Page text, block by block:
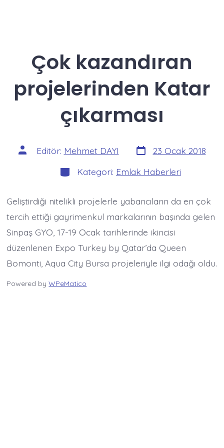
Çok kazandıran
projelerinden Katar
çıkarması
Yazının
yazarı
Editör: Mehmet DAYI Yazı
tarihi
23 Ocak 2018
Kategoriler
Kategori: Emlak Haberleri
Geliştirdiği nitelikli projelerle yabancıların da en çok
tercih ettiği gayrimenkul markalarının başında gelen
Sinpaş GYO, 17-19 Ocak tarihlerinde ikincisi
düzenlenen Expo Turkey by Qatar’da Queen
Bomonti, Aqua City Bursa projeleriyle ilgi odağı oldu.
Powered byWPeMatico